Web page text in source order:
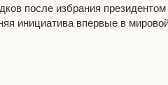
после избрания
инициатива впервые в